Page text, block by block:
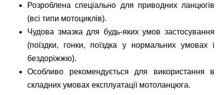
Розроблена спеціально для приводних ланцюгів
(всі типи мотоциклів).
Чудова змазка для будь-яких умов застосування
(поїздки, гонки, поїздка у нормальних умовах і
бездоріжжю).
Особливо рекомендується для використання в
складних умовах експлуатації мотоланцюга.